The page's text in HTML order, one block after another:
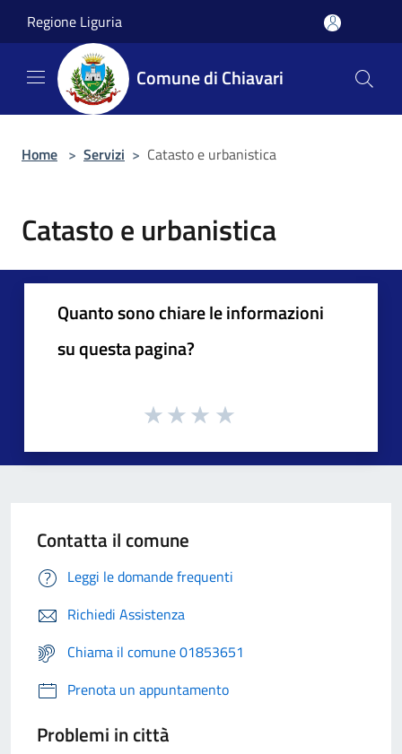
Regione Liguria
Comune di Chiavari
Home > Servizi > Catasto e urbanistica
Catasto e urbanistica
Quanto sono chiare le informazioni
su questa pagina?
Contatta il comune
Leggi le domande frequenti
Richiedi Assistenza
Chiama il comune 01853651
Prenota un appuntamento
Problemi in città